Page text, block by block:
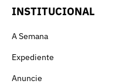
INSTITUCIONAL
A Semana
Expediente
Anuncie